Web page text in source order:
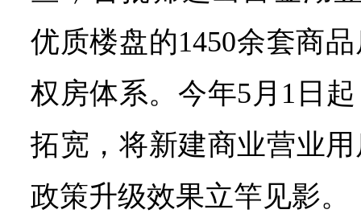
优质楼盘的1450余套商
权房体系。今年5月1日
拓宽，将新建商业营业
政策升级效果立竿见影。